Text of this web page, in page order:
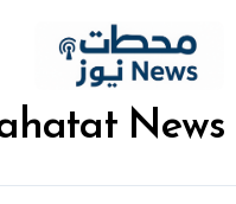
المحتوى
News